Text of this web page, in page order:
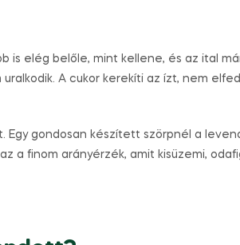
is elég belőle, mint kellene, és az ital
A cukor kerekíti az ízt, nem
Egy gondosan készített szörpnél a
a finom arányérzék, amit kisüzemi,